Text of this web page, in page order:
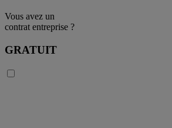
Vous avez un
contrat entreprise ?
GRATUIT